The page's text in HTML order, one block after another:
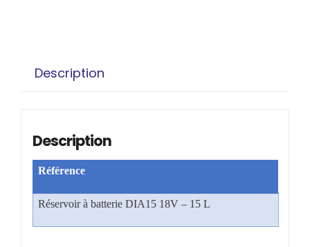
Description
Description
Référence
Réservoir à batterie DIA15 18V – 15 L